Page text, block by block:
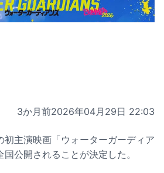
3か月前2026年04月29日 22:03
初主演映画「ウォーターガーディア
公開されることが決定した。